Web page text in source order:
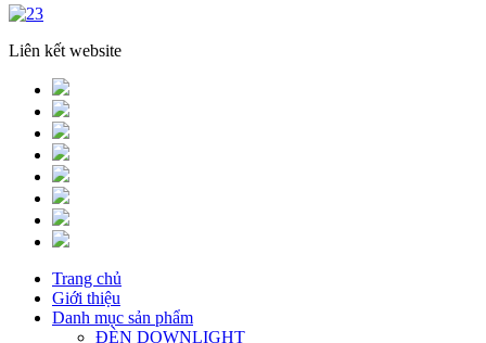
Liên kết website
Trang chủ
Giới thiệu
Danh mục sản phẩm
ĐÈN DOWNLIGHT